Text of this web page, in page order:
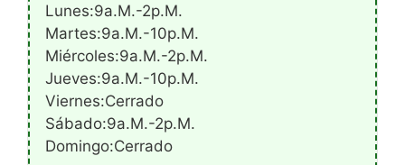
Lunes:9a.m.-2p.m.
Martes:9a.m.-10p.m.
Miércoles:9a.m.-2p.m.
Jueves:9a.m.-10p.m.
Viernes:Cerrado
Sábado:9a.m.-2p.m.
Domingo:Cerrado